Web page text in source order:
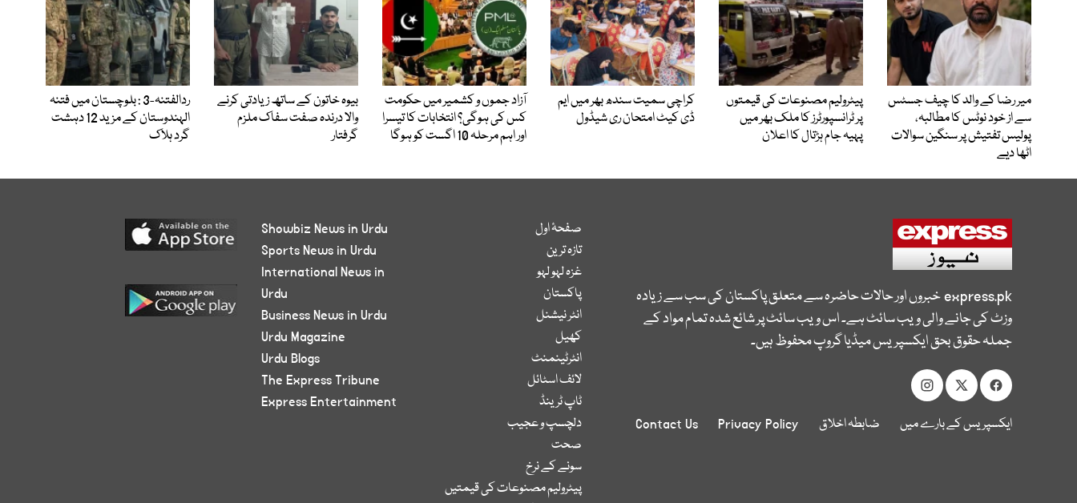
میر رضا کے والد کا چیف جسٹس
سے از خود نوٹس کا مطالبہ،
پولیس تفتیش پر سنگین سوالات
اٹھا دیے
پیٹرولیم مصنوعات کی قیمتوں
پر ٹرانسپورٹرز کا ملک بھر میں
پہیہ جام ہڑتال کا اعلان
کراچی سمیت سندھ بھر میں ایم
ڈی کیٹ امتحان ری شیڈول
آزاد جموں و کشمیر میں حکومت
کس کی ہوگی؟ انتخابات کا تیسرا
اور اہم مرحلہ 10 اگست کو ہوگا
بیوہ خاتون کے ساتھ زیادتی کرنے
والا درندہ صفت سفاک ملزم
گرفتار
ردالفتنہ-3 : بلوچستان میں فتنہ
الہندوستان کے مزید 12 دہشت
گرد ہلاک
express.pkخبروں اور حالات حاضرہ سے متعلق پاکستان کی سب سے زیادہ
وزٹ کی جانے والی ویب سائٹ ہے۔ اس ویب سائٹ پر شائع شدہ تمام مواد کے
جملہ حقوق بحق ایکسپریس میڈیا گروپ محفوظ ہیں۔
ایکسپریس کے بارے میں ضابطہ اخلاق Privacy Policy
Contact Us
صفحۂ اول
تازہ ترین
غزہ لہو لہو
پاکستان
انٹر نیشنل
کھیل
انٹرٹینمنٹ
لائف اسٹائل
ٹاپ ٹرینڈ
دلچسپ و عجیب
صحت
سونے کے نرخ
پیٹرولیم مصنوعات کی قیمتیں
Showbiz News in Urdu
Sports News in Urdu
International News in
Urdu
Business News in Urdu
Urdu Magazine
Urdu Blogs
The Express Tribune
Express Entertainment